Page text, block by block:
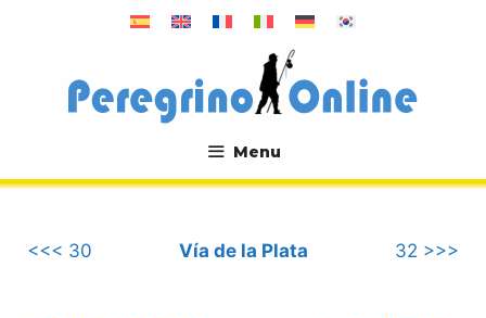
뛰
Menu
.
<<< 30 Vía de la Plata 32 >>>